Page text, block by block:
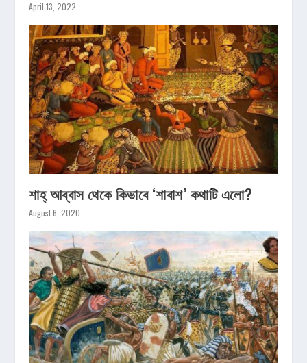
April 13, 2022
শাহ্‌ আব্বাস থেকে কিভাবে ‘শাবাশ’ কথাটি এলো?
August 6, 2020